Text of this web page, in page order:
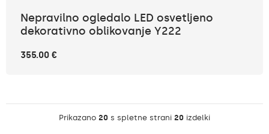
Nepravilno ogledalo LED osvetljeno
dekorativno oblikovanje Y222
355.00 €
Prikazano 20 s spletne strani 20 izdelki